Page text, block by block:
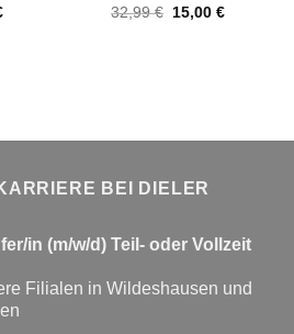
32,99€ Ursprünglicher
15,00€Aktueller
BEI DIELER
in (m/w/d) Teil- oder Vollzeit
Filialen in Wildeshausen und